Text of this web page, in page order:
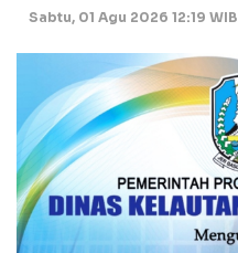
Sabtu, 01 Agu 2026 12:19 WIB